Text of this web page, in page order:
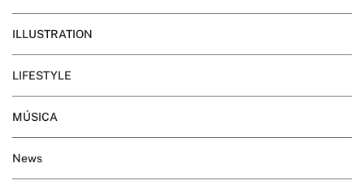
ILLUSTRATION
LIFESTYLE
MÚSICA
News